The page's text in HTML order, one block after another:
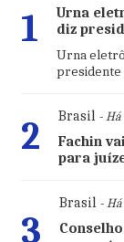
1
Urna
diz
Urna
presidente
2 Brasil- Há
Fachin
para
3
Brasil- Há